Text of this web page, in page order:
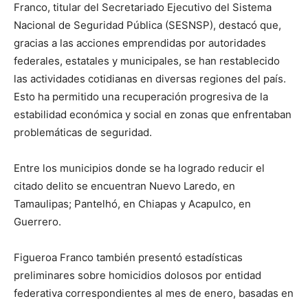
Franco, titular del Secretariado Ejecutivo del Sistema
Nacional de Seguridad Pública (SESNSP), destacó que,
gracias a las acciones emprendidas por autoridades
federales, estatales y municipales, se han restablecido
las actividades cotidianas en diversas regiones del país.
Esto ha permitido una recuperación progresiva de la
estabilidad económica y social en zonas que enfrentaban
problemáticas de seguridad.
Entre los municipios donde se ha logrado reducir el
citado delito se encuentran Nuevo Laredo, en
Tamaulipas; Pantelhó, en Chiapas y Acapulco, en
Guerrero.
Figueroa Franco también presentó estadísticas
preliminares sobre homicidios dolosos por entidad
federativa correspondientes al mes de enero, basadas en